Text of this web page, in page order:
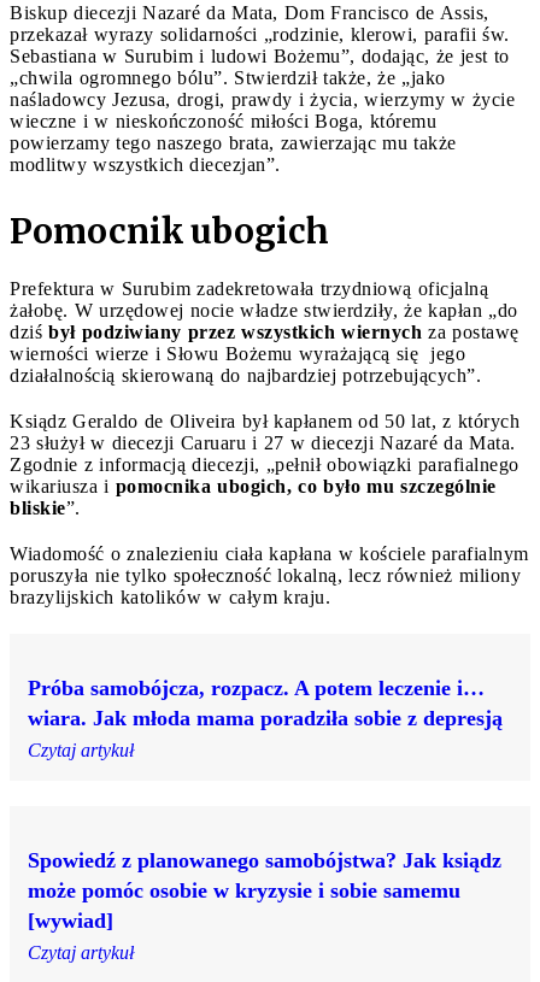
Biskup diecezji Nazaré da Mata, Dom Francisco de Assis,
przekazał wyrazy solidarności „rodzinie, klerowi, parafii św.
Sebastiana w Surubim i ludowi Bożemu”, dodając, że jest to
„chwila ogromnego bólu”. Stwierdził także, że „jako
naśladowcy Jezusa, drogi, prawdy i życia, wierzymy w życie
wieczne i w nieskończoność miłości Boga, któremu
powierzamy tego naszego brata, zawierzając mu także
modlitwy wszystkich diecezjan”.
Pomocnik ubogich
Prefektura w Surubim zadekretowała trzydniową oficjalną
żałobę. W urzędowej nocie władze stwierdziły, że kapłan „do
dziś był podziwiany przez wszystkich wiernych za postawę
wierności wierze i Słowu Bożemu wyrażającą się jego
działalnością skierowaną do najbardziej potrzebujących”.
Ksiądz Geraldo de Oliveira był kapłanem od 50 lat, z których
23 służył w diecezji Caruaru i 27 w diecezji Nazaré da Mata.
Zgodnie z informacją diecezji, „pełnił obowiązki parafialnego
wikariusza i pomocnika ubogich, co było mu szczególnie
bliskie”.
Wiadomość o znalezieniu ciała kapłana w kościele parafialnym
poruszyła nie tylko społeczność lokalną, lecz również miliony
brazylijskich katolików w całym kraju.
Próba samobójcza, rozpacz. A potem leczenie i…
wiara. Jak młoda mama poradziła sobie z depresją
Czytaj artykuł
Spowiedź z planowanego samobójstwa? Jak ksiądz
może pomóc osobie w kryzysie i sobie samemu
[wywiad]
Czytaj artykuł